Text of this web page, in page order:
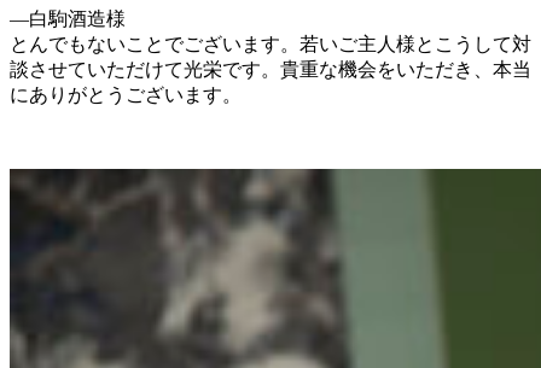
―白駒酒造様
とんでもないことでございます。若いご主人様とこうして対
談させていただけて光栄です。貴重な機会をいただき、本当
にありがとうございます。